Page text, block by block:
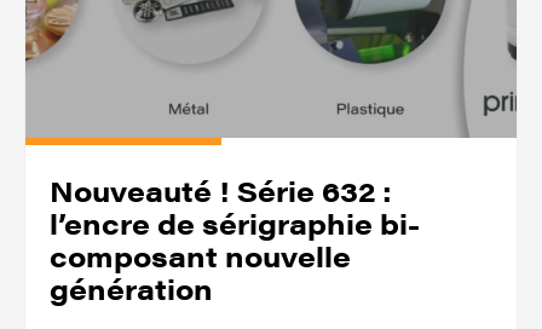
Nouveauté ! Série 632 :
l’encre de sérigraphie bi-
composant nouvelle
génération